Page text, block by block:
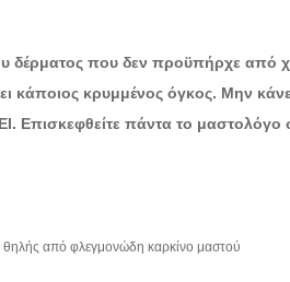
δέρματος που δεν προϋπήρχε από
κάποιος κρυμμένος όγκος. Μην
Επισκεφθείτε πάντα το μαστολόγο
θηλής από φλεγμονώδη καρκίνο μαστού